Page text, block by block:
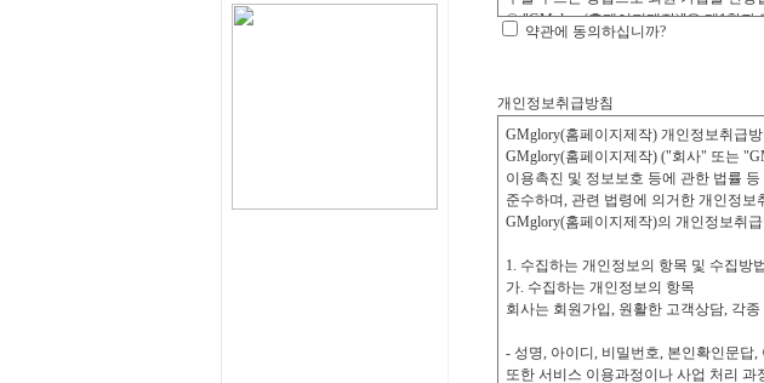
약관에 동의하십니까?
개인정보취급방침